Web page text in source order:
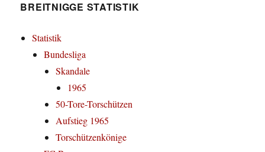
BREITNIGGE STATISTIK
Statistik
Bundesliga
Skandale
1965
50-Tore-Torschützen
Aufstieg 1965
Torschützenkönige